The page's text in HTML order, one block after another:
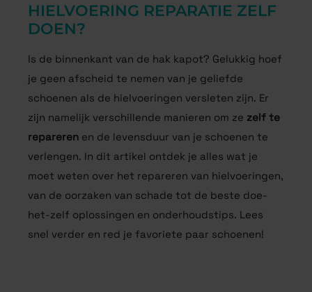
HIELVOERING REPARATIE ZELF
DOEN?
Is de binnenkant van de hak kapot? Gelukkig hoef
je geen afscheid te nemen van je geliefde
schoenen als de hielvoeringen versleten zijn. Er
zijn namelijk verschillende manieren om ze zelf te
repareren en de levensduur van je schoenen te
verlengen. In dit artikel ontdek je alles wat je
moet weten over het repareren van hielvoeringen,
van de oorzaken van schade tot de beste doe-
het-zelf oplossingen en onderhoudstips. Lees
snel verder en red je favoriete paar schoenen!